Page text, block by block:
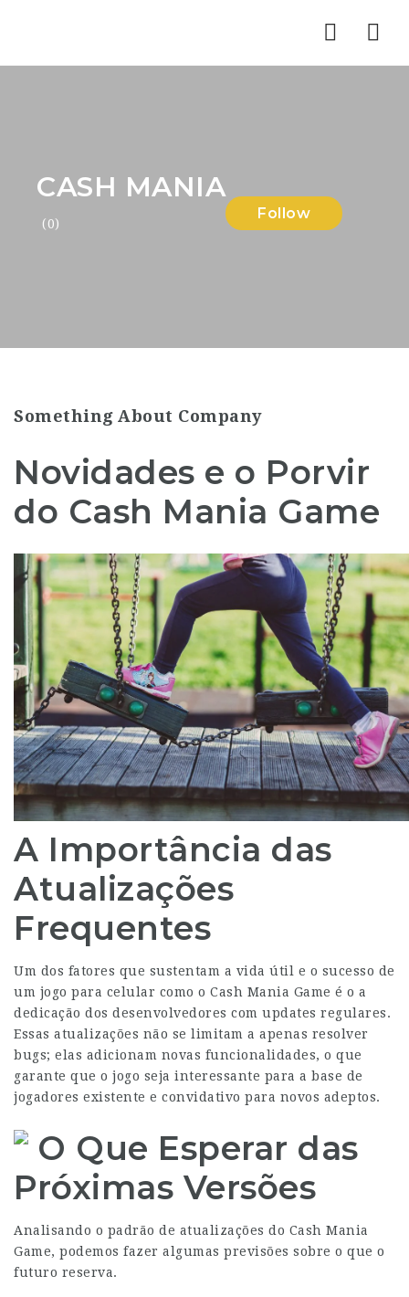
CASH MANIA
(0)
Follow
Something About Company
Novidades e o Porvir
do Cash Mania Game
A Importância das
Atualizações
Frequentes
Um dos fatores que sustentam a vida útil e o sucesso de
um jogo para celular como o Cash Mania Game é o a
dedicação dos desenvolvedores com updates regulares.
Essas atualizações não se limitam a apenas resolver
bugs; elas adicionam novas funcionalidades, o que
garante que o jogo seja interessante para a base de
jogadores existente e convidativo para novos adeptos.
O Que Esperar das
Próximas Versões
Analisando o padrão de atualizações do Cash Mania
Game, podemos fazer algumas previsões sobre o que o
futuro reserva.